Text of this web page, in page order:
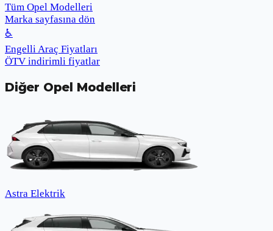
Tüm Opel Modelleri
Marka sayfasına dön
♿
Engelli Araç Fiyatları
ÖTV indirimli fiyatlar
Diğer Opel Modelleri
Astra Elektrik